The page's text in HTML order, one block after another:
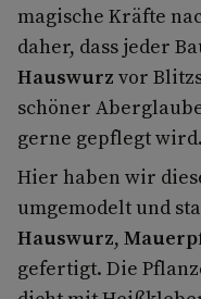
magische Kräfte
daher, dass jeder
Hauswurz vor
schöner
gerne gepflegt wird.
Hier haben wir
umgemodelt und
Hauswurz,
gefertigt. Die